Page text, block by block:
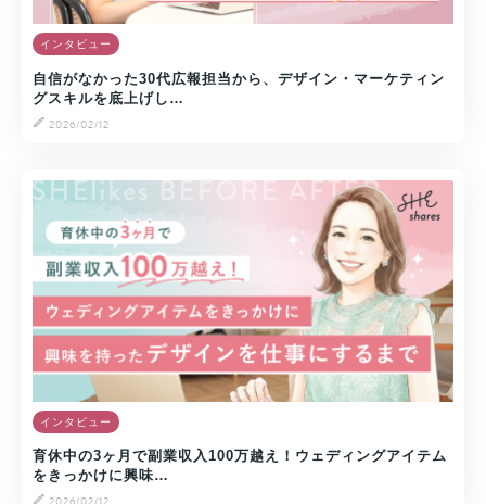
インタビュー
自信がなかった30代広報担当から、デザイン・マーケティン
グスキルを底上げし…
2026/02/12
インタビュー
育休中の3ヶ月で副業収入100万越え！ウェディングアイテム
をきっかけに興味…